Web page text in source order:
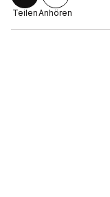
TeilenAnhören